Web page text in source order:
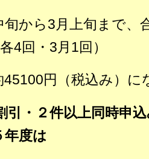
から3月上旬まで、
4回・3月1回）
円（税込み）に
引・２件以上同時申
年度は